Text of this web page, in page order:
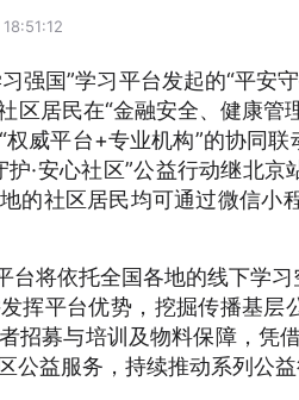
强国”学习平台发起的“平安
区居民在“金融安全、健康
威平台+专业机构”的协同
·安心社区”公益行动继北
的社区居民均可通过微信小
台将依托全国各地的线下学
挥平台优势，挖掘传播基
招募与培训及物料保障，凭
公益服务，持续推动系列公益